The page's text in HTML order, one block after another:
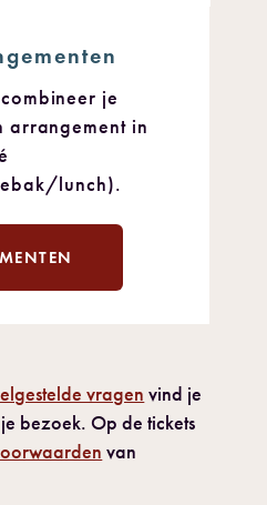
je
arrangement in
lunch).
vragen vind je
bezoek. Op de tickets
van